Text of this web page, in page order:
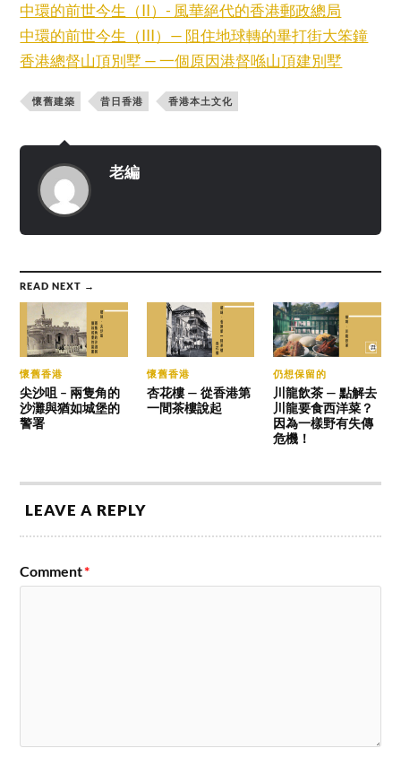
中環的前世今生（II）- 風華絕代的香港郵政總局
中環的前世今生（III）— 阻住地球轉的畢打街大笨鐘
香港總督山頂別墅 — 一個原因港督喺山頂建別墅
懷舊建築 昔日香港 香港本土文化
老編
READ NEXT →
懷舊香港
尖沙咀 – 兩隻角的
沙灘與猶如城堡的
警署
懷舊香港
杏花樓 — 從香港第
一間茶樓說起
仍想保留的
川龍飲茶 — 點解去
川龍要食西洋菜？
因為一樣野有失傳
危機！
LEAVE A REPLY
Comment*